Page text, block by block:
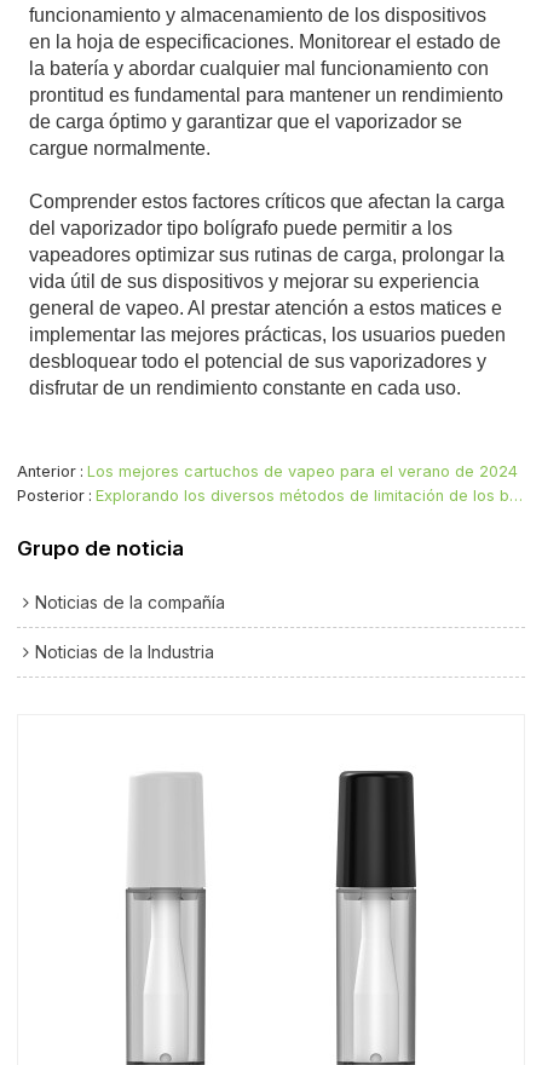
funcionamiento y almacenamiento de los dispositivos
en la hoja de especificaciones. Monitorear el estado de
la batería y abordar cualquier mal funcionamiento con
prontitud es fundamental para mantener un rendimiento
de carga óptimo y garantizar que el vaporizador se
cargue normalmente.
Comprender estos factores críticos que afectan la carga
del vaporizador tipo bolígrafo puede permitir a los
vapeadores optimizar sus rutinas de carga, prolongar la
vida útil de sus dispositivos y mejorar su experiencia
general de vapeo. Al prestar atención a estos matices e
implementar las mejores prácticas, los usuarios pueden
desbloquear todo el potencial de sus vaporizadores y
disfrutar de un rendimiento constante en cada uso.
Anterior
Los mejores cartuchos de vapeo para el verano de 2024
Posterior
Explorando los diversos métodos de limitación de los bolígrafos para vapear marihuana
Grupo de noticia
Noticias de la compañía
Noticias de la Industria